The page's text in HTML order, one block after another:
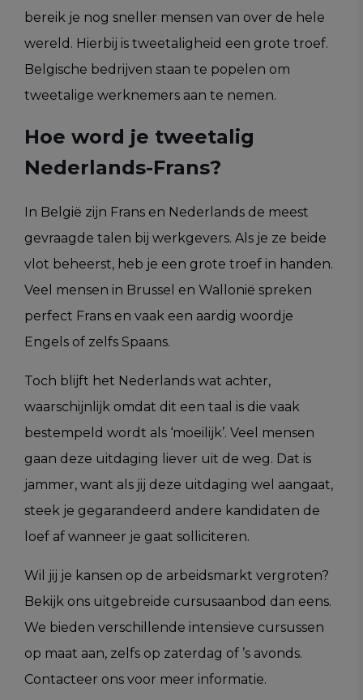
bereik je nog sneller mensen van over de hele
wereld. Hierbij is tweetaligheid een grote troef.
Belgische bedrijven staan te popelen om
tweetalige werknemers aan te nemen.
Hoe word je tweetalig
Nederlands-Frans?
In België zijn Frans en Nederlands de meest
gevraagde talen bij werkgevers. Als je ze beide
vlot beheerst, heb je een grote troef in handen.
Veel mensen in Brussel en Wallonië spreken
perfect Frans en vaak een aardig woordje
Engels of zelfs Spaans.
Toch blijft het Nederlands wat achter,
waarschijnlijk omdat dit een taal is die vaak
bestempeld wordt als ‘moeilijk’. Veel mensen
gaan deze uitdaging liever uit de weg. Dat is
jammer, want als jij deze uitdaging wel aangaat,
steek je gegarandeerd andere kandidaten de
loef af wanneer je gaat solliciteren.
Wil jij je kansen op de arbeidsmarkt vergroten?
Bekijk ons uitgebreide cursusaanbod dan eens.
We bieden verschillende intensieve cursussen
op maat aan, zelfs op zaterdag of ’s avonds.
Contacteer ons voor meer informatie.